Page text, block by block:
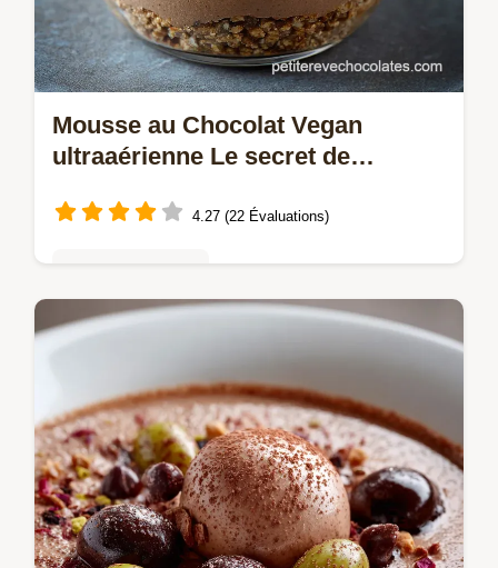
Mousse au Chocolat Vegan
ultraaérienne Le secret de
4.27 (22 Évaluations)
Redécouvrez la Mousse au Chocolat Vegan
française sans œufs Grâce à laquafaba ce
Dessert Vegan Facile est ultraaérien et
onctueux Un classique de la pâtisserie